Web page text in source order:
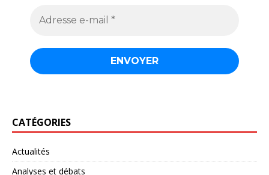
CATÉGORIES
Actualités
Analyses et débats